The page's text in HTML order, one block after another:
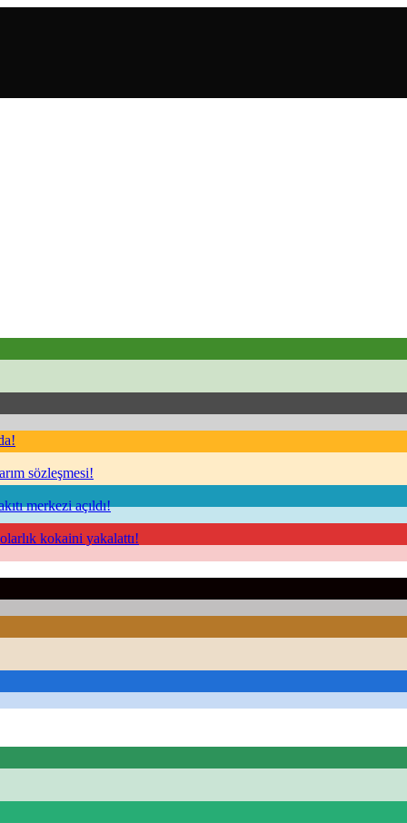
sözleşmesi!
merkezi açıldı!
kokaini yakalattı!